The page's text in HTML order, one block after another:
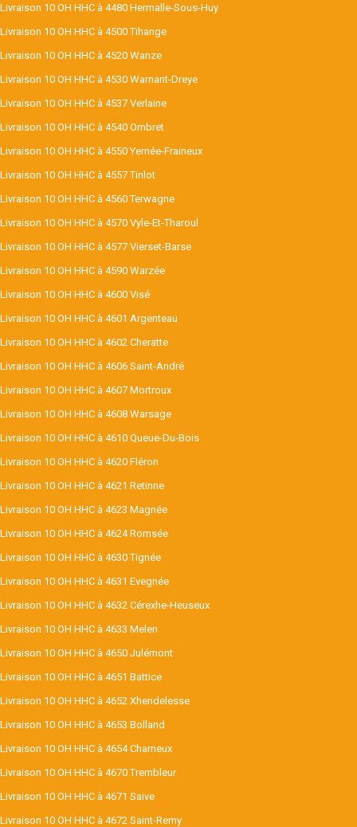
Livraison 10 OH HHC à 4480 Hermalle-Sous-Huy
Livraison 10 OH HHC à 4500 Tihange
Livraison 10 OH HHC à 4520 Wanze
Livraison 10 OH HHC à 4530 Warnant-Dreye
Livraison 10 OH HHC à 4537 Verlaine
Livraison 10 OH HHC à 4540 Ombret
Livraison 10 OH HHC à 4550 Yernée-Fraineux
Livraison 10 OH HHC à 4557 Tinlot
Livraison 10 OH HHC à 4560 Terwagne
Livraison 10 OH HHC à 4570 Vyle-Et-Tharoul
Livraison 10 OH HHC à 4577 Vierset-Barse
Livraison 10 OH HHC à 4590 Warzée
Livraison 10 OH HHC à 4600 Visé
Livraison 10 OH HHC à 4601 Argenteau
Livraison 10 OH HHC à 4602 Cheratte
Livraison 10 OH HHC à 4606 Saint-André
Livraison 10 OH HHC à 4607 Mortroux
Livraison 10 OH HHC à 4608 Warsage
Livraison 10 OH HHC à 4610 Queue-Du-Bois
Livraison 10 OH HHC à 4620 Fléron
Livraison 10 OH HHC à 4621 Retinne
Livraison 10 OH HHC à 4623 Magnée
Livraison 10 OH HHC à 4624 Romsée
Livraison 10 OH HHC à 4630 Tignée
Livraison 10 OH HHC à 4631 Evegnée
Livraison 10 OH HHC à 4632 Cérexhe-Heuseux
Livraison 10 OH HHC à 4633 Melen
Livraison 10 OH HHC à 4650 Julémont
Livraison 10 OH HHC à 4651 Battice
Livraison 10 OH HHC à 4652 Xhendelesse
Livraison 10 OH HHC à 4653 Bolland
Livraison 10 OH HHC à 4654 Charneux
Livraison 10 OH HHC à 4670 Trembleur
Livraison 10 OH HHC à 4671 Saive
Livraison 10 OH HHC à 4672 Saint-Remy